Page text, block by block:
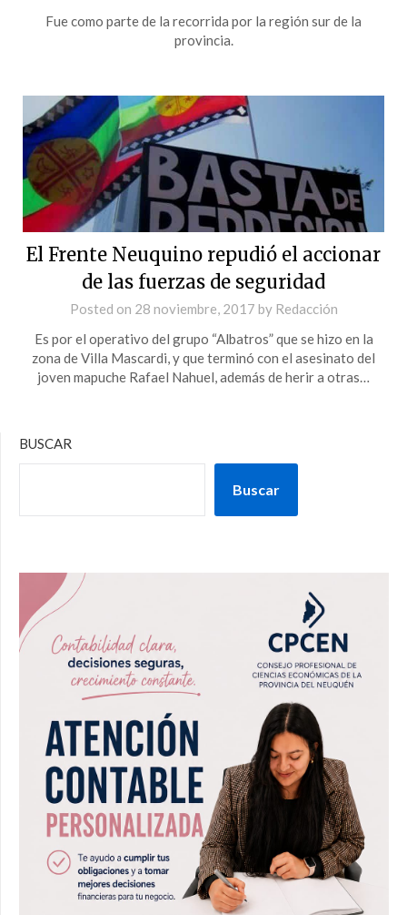
Fue como parte de la recorrida por la región sur de la
provincia.
El Frente Neuquino repudió el accionar
de las fuerzas de seguridad
Posted on 28 noviembre, 2017 by Redacción
Es por el operativo del grupo “Albatros” que se hizo en la
zona de Villa Mascardi, y que terminó con el asesinato del
joven mapuche Rafael Nahuel, además de herir a otras…
BUSCAR
Buscar